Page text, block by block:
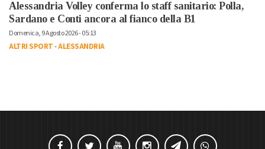
Alessandria Volley conferma lo staff sanitario: Polla,
Sardano e Conti ancora al fianco della B1
Domenica, 9 Agosto 2026 - 05:13
ALTRI SPORT-ALESSANDRIA